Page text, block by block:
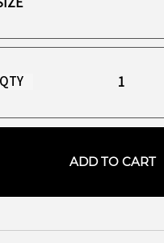
QTY
ADD TO CART